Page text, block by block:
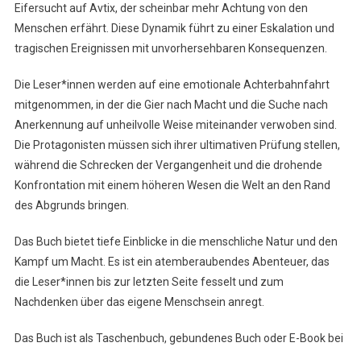
Eifersucht auf Avtix, der scheinbar mehr Achtung von den
Menschen erfährt. Diese Dynamik führt zu einer Eskalation und
tragischen Ereignissen mit unvorhersehbaren Konsequenzen.
Die Leser*innen werden auf eine emotionale Achterbahnfahrt
mitgenommen, in der die Gier nach Macht und die Suche nach
Anerkennung auf unheilvolle Weise miteinander verwoben sind.
Die Protagonisten müssen sich ihrer ultimativen Prüfung stellen,
während die Schrecken der Vergangenheit und die drohende
Konfrontation mit einem höheren Wesen die Welt an den Rand
des Abgrunds bringen.
Das Buch bietet tiefe Einblicke in die menschliche Natur und den
Kampf um Macht. Es ist ein atemberaubendes Abenteuer, das
die Leser*innen bis zur letzten Seite fesselt und zum
Nachdenken über das eigene Menschsein anregt.
Das Buch ist als Taschenbuch, gebundenes Buch oder E-Book bei